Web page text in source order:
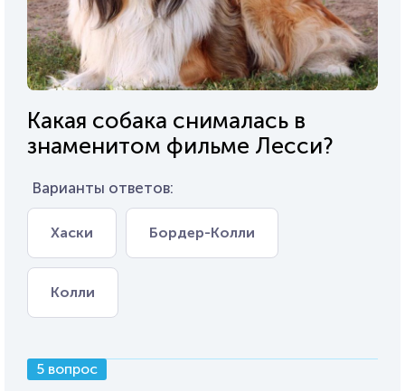
Какая собака снималась в
знаменитом фильме Лесси?
Варианты ответов:
Хаски Бордер-Колли
Колли
5 вопрос